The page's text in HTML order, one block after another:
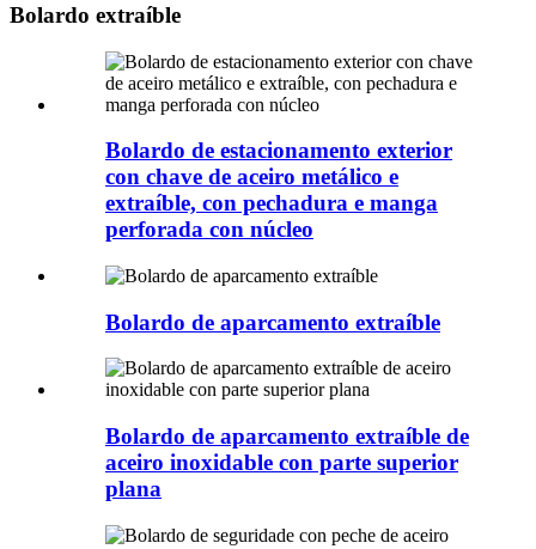
Bolardo extraíble
Bolardo de estacionamento exterior
con chave de aceiro metálico e
extraíble, con pechadura e manga
perforada con núcleo
Bolardo de aparcamento extraíble
Bolardo de aparcamento extraíble de
aceiro inoxidable con parte superior
plana